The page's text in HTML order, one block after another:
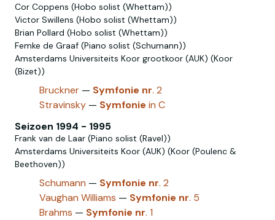
Cor Coppens (Hobo solist (Whettam))
Victor Swillens (Hobo solist‎ (Whettam))
Brian Pollard (Hobo‎ solist‎ (Whettam))
Femke de Graaf (Piano solist (Schumann))
Amsterdams Universiteits Koor grootkoor (AUK) (Koor
(Bizet))
Bruckner — Symfonie nr. 2
Stravinsky — Symfonie in C
Seizoen 1994 - 1995
Frank van de Laar (Piano solist (Ravel))
Amsterdams Universiteits Koor (AUK) (Koor (Poulenc &
Beethoven))
Schumann — Symfonie nr. 2
Vaughan Williams — Symfonie nr. 5
Brahms — Symfonie nr. 1